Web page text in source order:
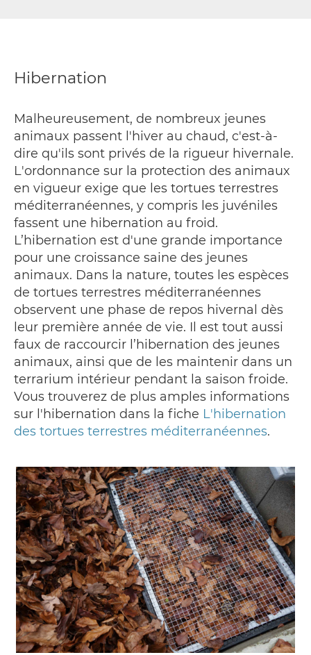
Hibernation
Malheureusement, de nombreux jeunes
animaux passent l'hiver au chaud, c'est-à-
dire qu'ils sont privés de la rigueur hivernale.
L'ordonnance sur la protection des animaux
en vigueur exige que les tortues terrestres
méditerranéennes, y compris les juvéniles
fassent une hibernation au froid.
L’hibernation est d'une grande importance
pour une croissance saine des jeunes
animaux. Dans la nature, toutes les espèces
de tortues terrestres méditerranéennes
observent une phase de repos hivernal dès
leur première année de vie. Il est tout aussi
faux de raccourcir l’hibernation des jeunes
animaux, ainsi que de les maintenir dans un
terrarium intérieur pendant la saison froide.
Vous trouverez de plus amples informations
sur l'hibernation dans la fiche L'hibernation
des tortues terrestres méditerranéennes.